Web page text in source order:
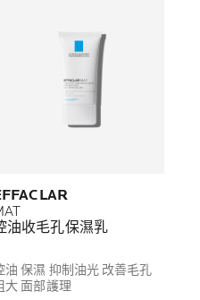
油收毛孔保濕乳
油 保濕 抑制油光 改善毛孔
大 面部護理